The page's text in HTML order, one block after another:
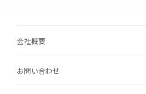
会社概要
お問い合わせ